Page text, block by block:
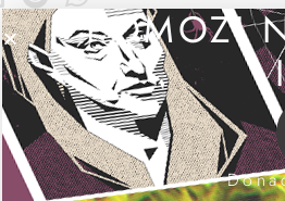
POMOZI